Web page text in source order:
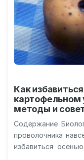
Как
картофельном
методы и
Содержание
проволочника
избавиться